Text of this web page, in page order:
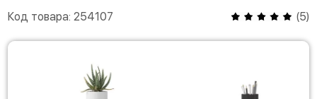
Код товара: 254107 (5)